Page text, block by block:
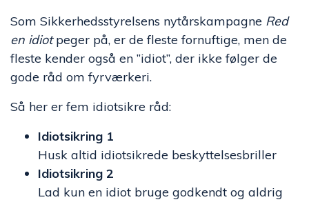
Som Sikkerhedsstyrelsens nytårskampagne Red
en idiotpeger på, er de fleste fornuftige, men de
fleste kender også en ”idiot”, der ikke følger de
gode råd om fyrværkeri.
Så her er fem idiotsikre råd:
Idiotsikring 1
Husk altid idiotsikrede beskyttelsesbriller
Idiotsikring 2
Lad kun en idiot bruge godkendt og aldrig